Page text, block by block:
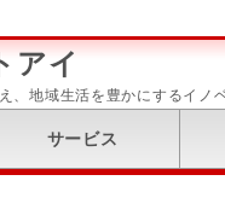
、地域生活を豊かにするイノ
アイ
サービス